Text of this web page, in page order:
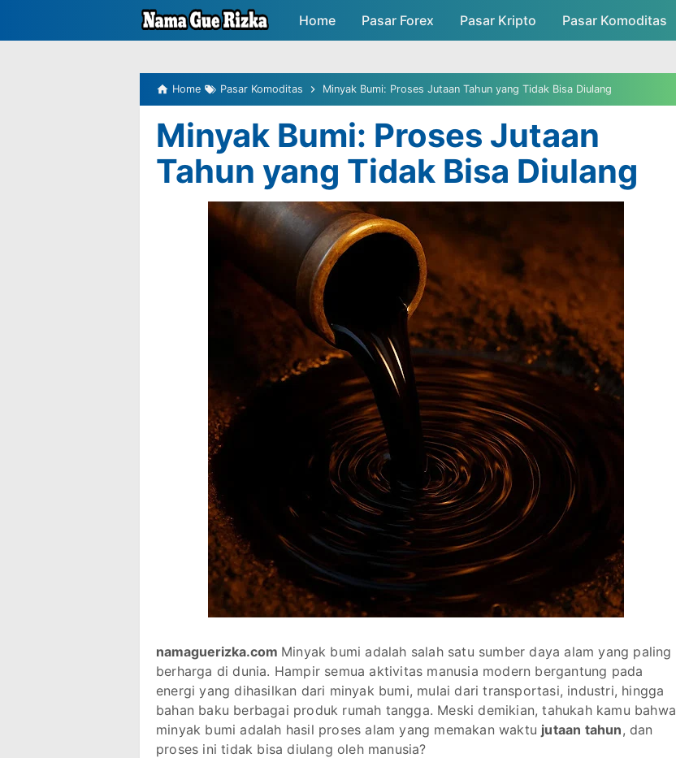
Skip to main content
Home Pasar Forex Pasar Kripto Pasar Komoditas
Home Pasar Komoditas Minyak Bumi: Proses Jutaan Tahun yang Tidak Bisa Diulang
Minyak Bumi: Proses Jutaan
Tahun yang Tidak Bisa Diulang
namaguerizka.com Minyak bumi adalah salah satu sumber daya alam yang paling
berharga di dunia. Hampir semua aktivitas manusia modern bergantung pada
energi yang dihasilkan dari minyak bumi, mulai dari transportasi, industri, hingga
bahan baku berbagai produk rumah tangga. Meski demikian, tahukah kamu bahwa
minyak bumi adalah hasil proses alam yang memakan waktu jutaan tahun, dan
proses ini tidak bisa diulang oleh manusia?